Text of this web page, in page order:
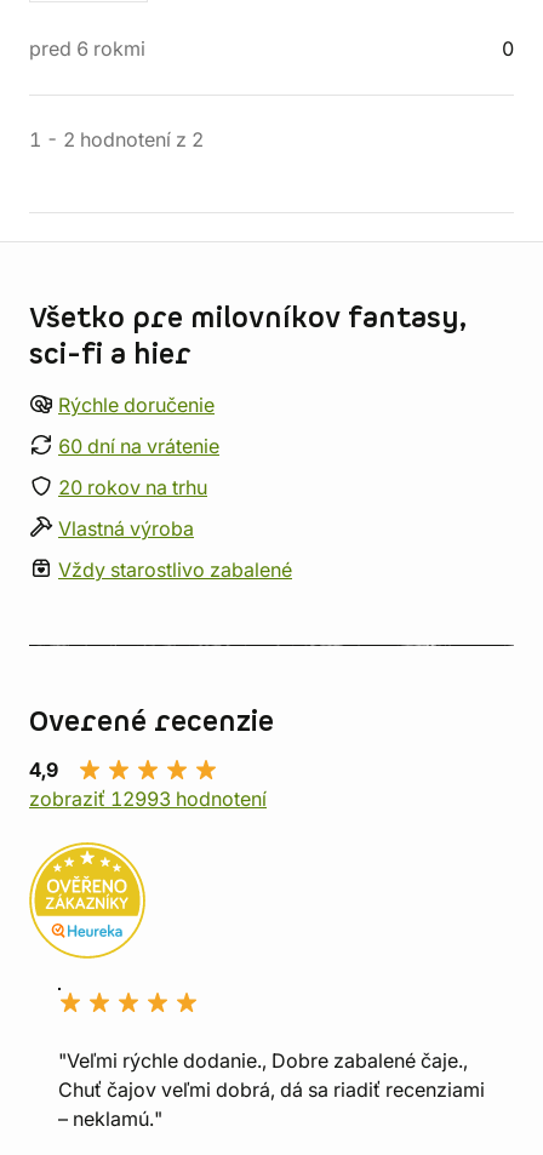
pred 6 rokmi 0
1 - 2 hodnotení z 2
Všetko pre milovníkov fantasy,
sci-fi a hier
Rýchle doručenie
60 dní na vrátenie
20 rokov na trhu
Vlastná výroba
Vždy starostlivo zabalené
Overené recenzie
4,9
zobraziť 12993 hodnotení
"Veľmi rýchle dodanie., Dobre zabalené čaje.,
Chuť čajov veľmi dobrá, dá sa riadiť recenziami
– neklamú."